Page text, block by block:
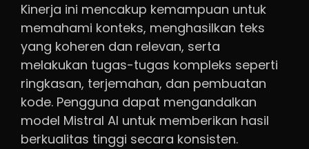
Kinerja ini mencakup kemampuan untuk
memahami konteks, menghasilkan teks
yang koheren dan relevan, serta
melakukan tugas-tugas kompleks seperti
ringkasan, terjemahan, dan pembuatan
kode. Pengguna dapat mengandalkan
model Mistral AI untuk memberikan hasil
berkualitas tinggi secara konsisten.